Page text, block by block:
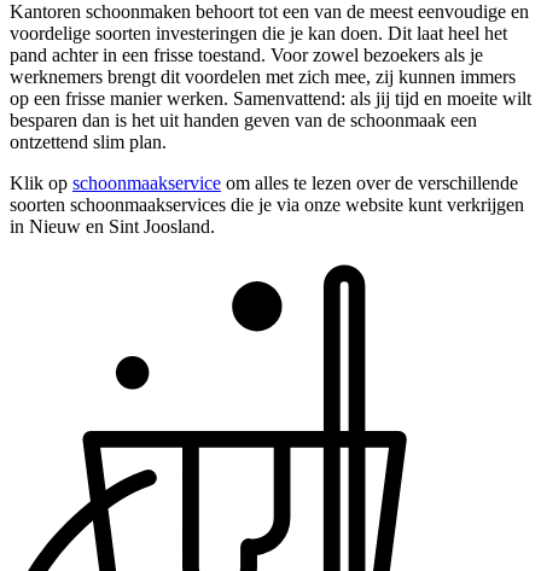
Kantoren schoonmaken behoort tot een van de meest eenvoudige en
voordelige soorten investeringen die je kan doen. Dit laat heel het
pand achter in een frisse toestand. Voor zowel bezoekers als je
werknemers brengt dit voordelen met zich mee, zij kunnen immers
op een frisse manier werken. Samenvattend: als jij tijd en moeite wilt
besparen dan is het uit handen geven van de schoonmaak een
ontzettend slim plan.
Klik op schoonmaakservice om alles te lezen over de verschillende
soorten schoonmaakservices die je via onze website kunt verkrijgen
in Nieuw en Sint Joosland.